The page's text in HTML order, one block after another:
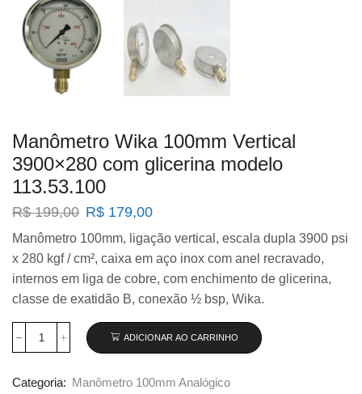
Manômetro Wika 100mm Vertical
3900×280 com glicerina modelo
113.53.100
R$199,00 O
original
era:
R$ 199,00.
R$ 179,00O
atual
é:
R$ 179,00.
Manômetro 100mm, ligação vertical, escala dupla 3900 psi
x 280 kgf / cm², caixa em aço inox com anel recravado,
internos em liga de cobre, com enchimento de glicerina,
classe de exatidão B, conexão ½ bsp, Wika.
Manômetro
Vertical
ADICIONAR AO CARRINHO
Categoria:
Manômetro 100mm Analógico